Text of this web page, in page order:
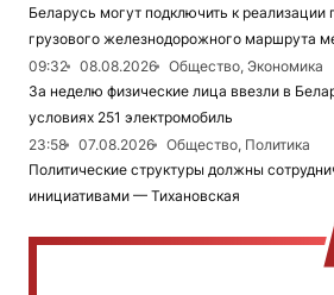
Беларусь могут подключить к реализации
грузового железнодорожного маршрута
09:32
08.08.2026
Общество, Экономика
За неделю физические лица ввезли в
условиях 251 электромобиль
23:58
07.08.2026
Общество, Политика
Политические структуры должны
инициативами — Тихановская